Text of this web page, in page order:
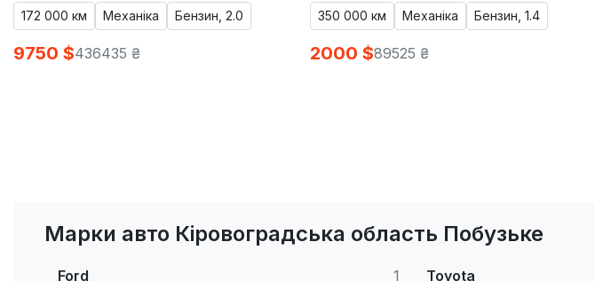
172 000 км Механіка Бензин, 2.0
9750 $436435 ₴
350 000 км Механіка Бензин, 1.4
2000 $89525 ₴
Марки авто Кіровоградська область Побузьке
Ford 1 Toyota